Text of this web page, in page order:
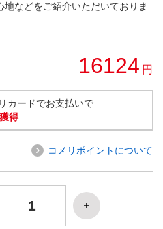
などをご紹介いただいておりま
16124 円
カードでお支払いで
得
コメリポイントについて